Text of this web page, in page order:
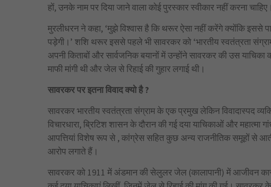
हों, उनके नाम पर दिया जाने वाला कोई पुरस्कार स्वीकार नहीं करना चाहिए।
मुरलीधरन ने कहा, ‘मुझे विश्वास है कि थरूर ऐसा नहीं करेंगे क्योंकि इससे
पड़ेगी।’ शशि थरूर इससे पहले भी सावरकर को ‘भारतीय स्वतंत्रता
अपनी किताबों और सार्वजनिक बयानों में उन्होंने सावरकर की उस
माफी मांगी थी और जेल से रिहाई की गुहार लगाई थी।
सावरकर पर इतना विवाद क्यो है ?
सावरकर भारतीय स्वतंत्रता संग्राम के एक प्रमुख लेकिन विवादास्पद
विचारधारा, ब्रिटिश शासन के दौरान की गई दया याचिकाओं और महात्मा
आपत्तियां विशेष रूप से , कांग्रेस सहित कुछ अन्य राजनीतिक समूहों से आती
आरोप लगाते हैं।
सावरकर को 1911 में अंडमान की सेलुलर जेल (कालापानी) में आजीवन